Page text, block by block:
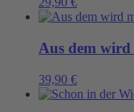
Aus dem wird
39,90 €